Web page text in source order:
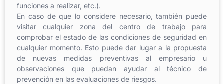
funciones a realizar, etc.).
En caso de que lo considere necesario, también puede
visitar cualquier zona del centro de trabajo para
comprobar el estado de las condiciones de seguridad en
cualquier momento. Esto puede dar lugar a la propuesta
de nuevas medidas preventivas al empresario u
observaciones que puedan ayudar al técnico de
prevención en las evaluaciones de riesgos.